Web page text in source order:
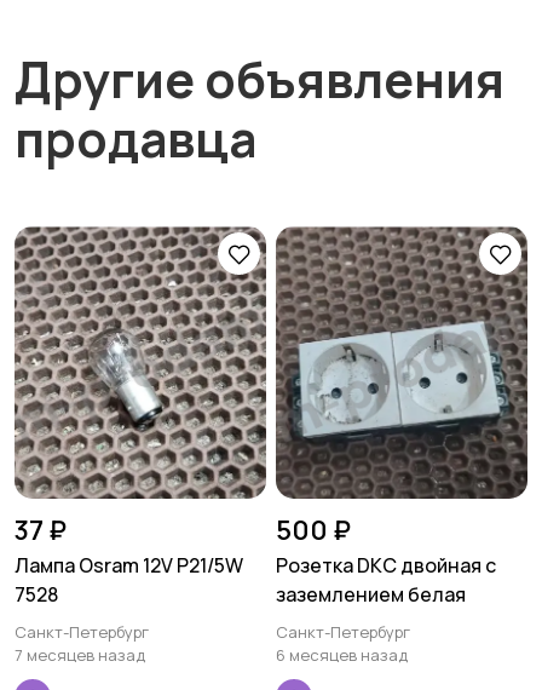
Другие объявления
продавца
37 ₽
Лампа Osram 12V P21/5W
7528
Санкт-Петербург
7 месяцев назад
500 ₽
Розетка DKC двойная с
заземлением белая
Санкт-Петербург
6 месяцев назад